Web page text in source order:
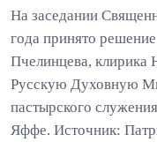
На заседании
года принято
Пчелинцева, клирика
Русскую Духовную
пастырского
Яффе. Источник: